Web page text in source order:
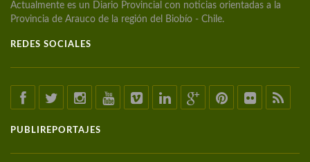
Actualmente es un Diario Provincial con noticias orientadas a la
Provincia de Arauco de la región del Biobío - Chile.
REDES SOCIALES
PUBLIREPORTAJES